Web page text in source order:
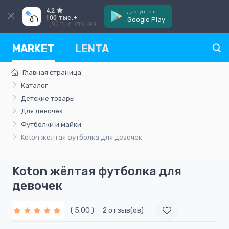
4,2
100 тыс.+
1,92 тыс. отзыва
Доступно в
Google Play
MARKET LENTA
Главная страница
Каталог
Детские товары
Для девочек
Футболки и майки
Koton жёлтая футболка для девочек
Koton жёлтая футболка для
девочек
( 5.00 ) 2 отзыв(ов)